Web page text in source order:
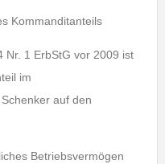
Kommanditanteils
Nr. 1 ErbStG vor 2009 ist
im
auf den
Betriebsvermögen